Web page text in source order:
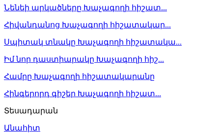
Նենեի արկածները Խաչագողի հիշատ...
Հիվանդանոց Խաչագողի հիշատակար...
Սպիտակ տնակը Խաչագողի հիշատակա...
Իմ նոր դաստիարակը Խաչագողի հիշ...
Համրը Խաչագողի հիշատակարանը
Հինգերորդ գիշեր Խաչագողի հիշատ...
Տեսադարան
Անահիտ